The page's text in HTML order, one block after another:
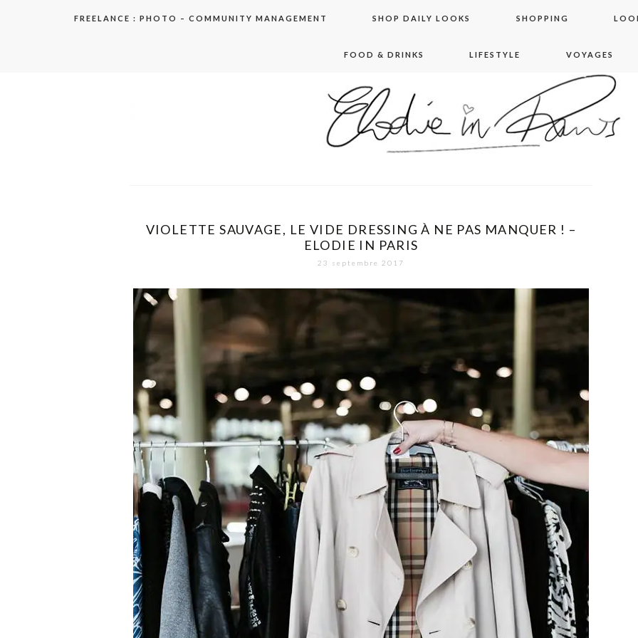
FREELANCE : PHOTO – COMMUNITY MANAGEMENT SHOP DAILY LOOKS SHOPPING
FOOD & DRINKS LIFESTYLE VOYAGES
elodie in paris
VIOLETTE SAUVAGE, LE VIDE DRESSING À NE PAS MANQUER ! –
ELODIE IN PARIS
23 septembre 2017